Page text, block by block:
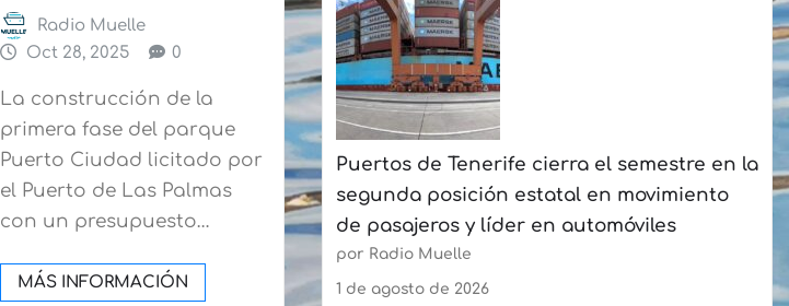
Radio Muelle
Oct 28, 2025
0
La construcción de la
primera fase del parque
Puerto Ciudad licitado por
el Puerto de Las Palmas
con un presupuesto…
MÁS INFORMACIÓN
Cruise
Med
reunirá
en
Las
Palmas
a
más
de
90
Puertos de Tenerife cierra el semestre en la
segunda posición estatal en movimiento
de pasajeros y líder en automóviles
por Radio Muelle
1 de agosto de 2026